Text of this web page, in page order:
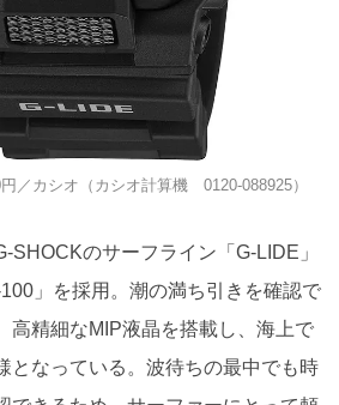
／カシオ（カシオ計算機 0120-088925）
SHOCKのサーフライン「G-LIDE」
」を採用。潮の満ち引きを確認で
高精細なMIP液晶を搭載し、海上で
となっている。波待ちの最中でも時